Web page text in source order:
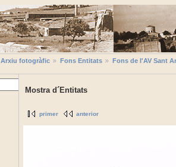
Arxiu fotogràfic Fons Entitats
Fons de l'AV Sant
Mostra d´Entitats
primer anterior